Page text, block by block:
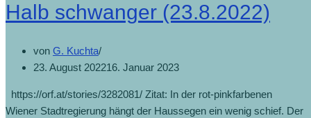
Halb schwanger (23.8.2022)
von G. Kuchta
23. August 202216. Januar 2023
https://orf.at/stories/3282081/ Zitat: In der rot-pinkfarbenen
Wiener Stadtregierung hängt der Haussegen ein wenig schief. Der